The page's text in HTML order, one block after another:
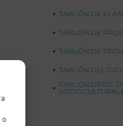
o
TABLÓN DE
TABLÓN DE
TABLÓN DE
TABLÓN DEL
TABLÓN DPTO.